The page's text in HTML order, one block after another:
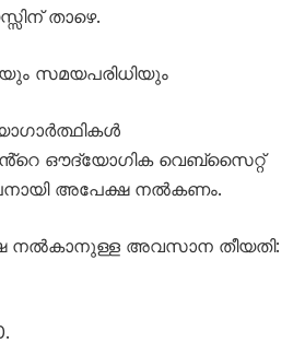
താഴെ.
സമയപരിധിയും
ഔദ്യോഗിക വെബ്സൈറ്റ്
അപേക്ഷ നൽകണം.
അവസാന തീയതി: